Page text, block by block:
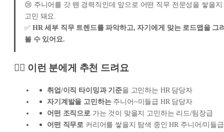
😢 주니어를 갓 뗀 경력직인데 앞으로 어떤 직무 전문성을 쌓을지
고민 돼요.
✅ HR 세부 직무 트렌드를 파악하고, 자기에게 맞는 로드맵을 그
볼 수 있어요.
🙋‍♀️ 이런 분에게 추천 드려요
취업/이직 타이밍과 기준을 고민하는 HR 담당자
자기계발을 고민하는주니어~미들급 HR 담당자
어떤 조직으로 가는 것이 맞을지 고민하는 리드/팀장급
어떤 직무로 커리어를 쌓을지 탐색 중인 HR 주니어/미들급